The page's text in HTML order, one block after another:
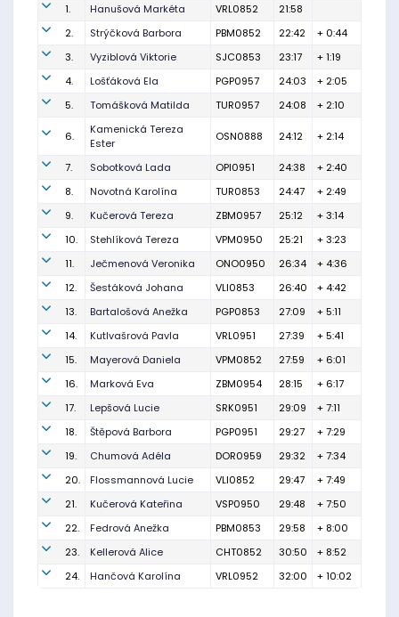
1. Hanušová Markéta VRL0852
21:58
2.
Strýčková Barbora PBM0852 22:42
+ 0:44
3.
Vyziblová Viktorie SJC0853 23:17
+ 1:19
4.
Lošťáková Ela PGP0957 24:03
+ 2:05
5.
Tomášková Matilda TUR0957 24:08 + 2:10
6.
Kamenická Tereza
Ester
OSN0888 24:12 + 2:14
7. Sobotková Lada OPI0951 24:38
+ 2:40
8.
Novotná Karolína TUR0853 24:47
+ 2:49
9.
Kučerová Tereza ZBM0957 25:12
+ 3:14
10.
Stehlíková Tereza VPM0950 25:21
+ 3:23
11.
Ječmenová Veronika ONO0950 26:34
+ 4:36
12.
Šestáková Johana VLI0853 26:40
+ 4:42
13.
Bartalošová Anežka PGP0853 27:09
+ 5:11
14.
Kutlvašrová Pavla VRL0951 27:39
+ 5:41
15.
Mayerová Daniela VPM0852 27:59
+ 6:01
16.
Marková Eva ZBM0954 28:15
+ 6:17
17.
Lepšová Lucie SRK0951 29:09
+ 7:11
18.
Štěpová Barbora PGP0951 29:27
+ 7:29
19.
Chumová Adéla DOR0959 29:32
+ 7:34
20.
Flossmannová Lucie VLI0852 29:47
+ 7:49
21.
Kučerová Kateřina VSP0950 29:48
+ 7:50
22.
Fedrová Anežka PBM0853 29:58
+ 8:00
23.
Kellerová Alice CHT0852 30:50
+ 8:52
24.
Hančová Karolína VRL0952 32:00 + 10:02